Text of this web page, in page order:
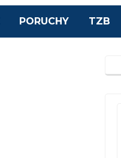
PORUCHY TZB